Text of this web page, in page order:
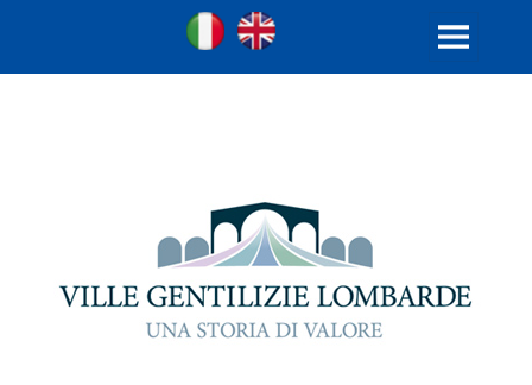
Ville Gentilizie Lombarde
Ita
MENU